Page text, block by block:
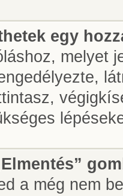
egy
melyet
a még nem